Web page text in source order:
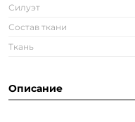
Силуэт
Состав ткани
Ткань
Описание